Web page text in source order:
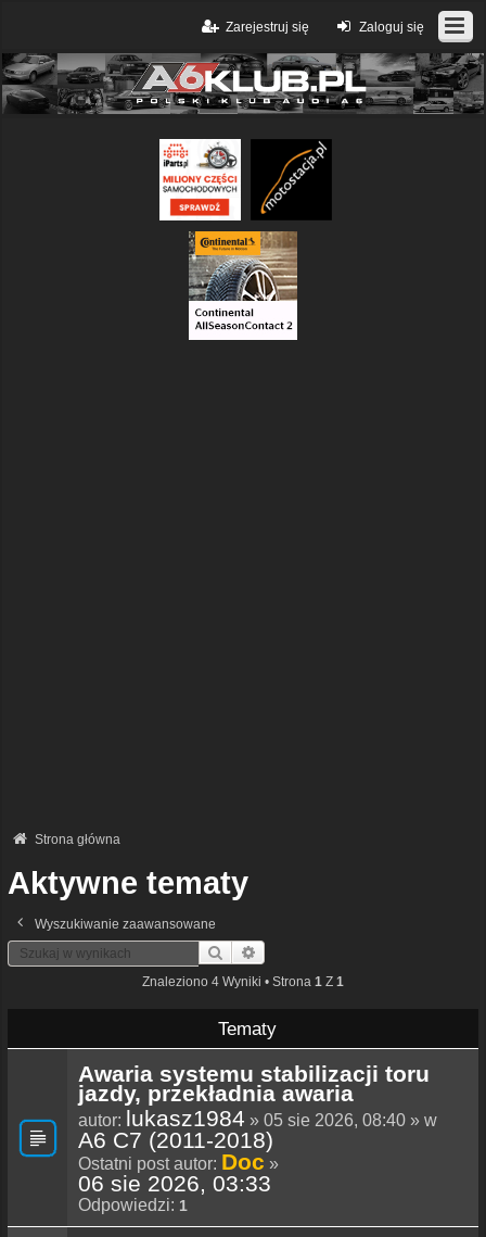
Zaloguj się
Zarejestruj się
Strona główna
Aktywne tematy
Wyszukiwanie zaawansowane
Szukaj
Znaleziono 4 Wyniki • Strona 1 Z 1
Tematy
Awaria systemu stabilizacji toru
jazdy, przekładnia awaria
autor: lukasz1984 » 05 sie 2026, 08:40 » w
A6 C7 (2011-2018)
Ostatni post autor: Doc »
06 sie 2026, 03:33
Odpowiedzi: 1